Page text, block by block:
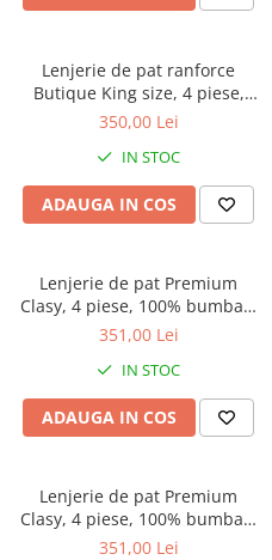
Lenjerie de pat ranforce
Butique King size, 4 piese,
100% bumbac ranforce, gri
broderie florala, EVEYA V1
350,00 Lei
IN STOC
ADAUGA IN COS
Lenjerie de pat Premium
Clasy, 4 piese, 100% bumbac,
alb, model uni cu dungi fine si
351,00 Lei
IN STOC
ADAUGA IN COS
Lenjerie de pat Premium
Clasy, 4 piese, 100% bumbac,
crem, model uni cu dungi fine
351,00 Lei